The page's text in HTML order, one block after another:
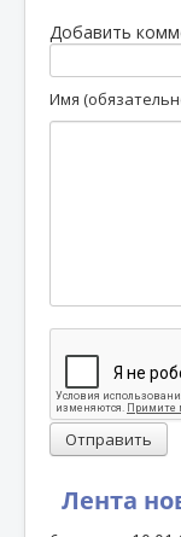
Лента
Добавить
Имя
Отправить